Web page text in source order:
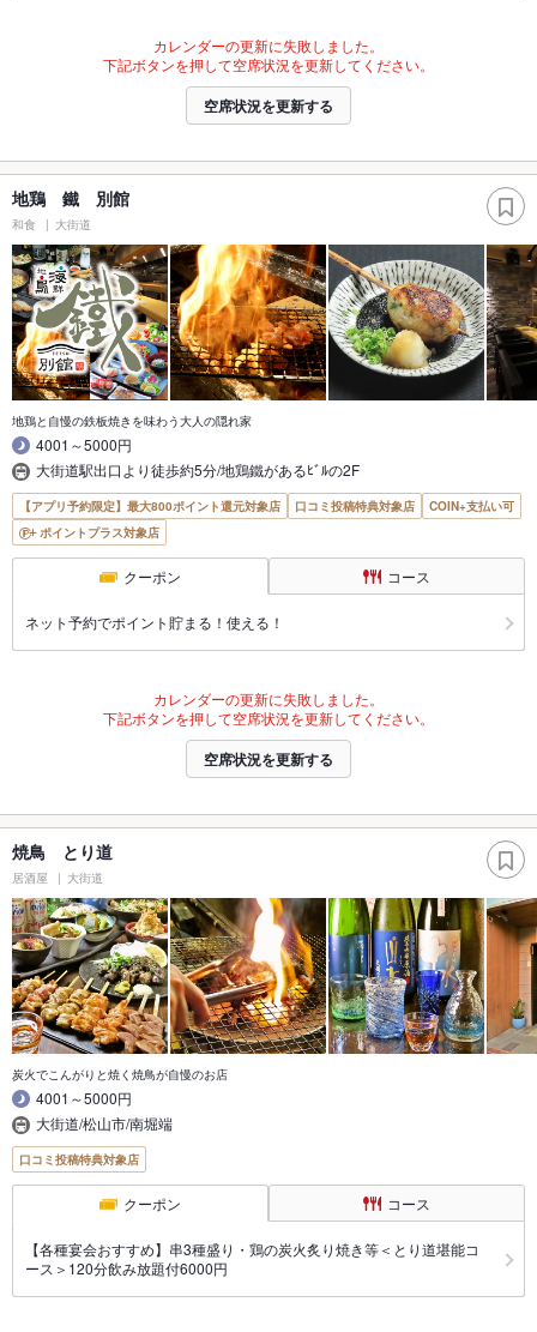
カレンダーの更新に失敗しました。
下記ボタンを押して空席状況を更新してください。
空席状況を更新する
地鶏 鐵 別館
和食 大街道
地鶏と自慢の鉄板焼きを味わう大人の隠れ家
4001～5000円
大街道駅出口より徒歩約5分/地鶏鐵があるﾋﾞﾙの2F
【アプリ予約限定】最大800ポイント還元対象店 口コミ投稿特典対象店
COIN+支払い可
ポイントプラス対象店
クーポン コース
ネット予約でポイント貯まる！使える！
カレンダーの更新に失敗しました。
下記ボタンを押して空席状況を更新してください。
空席状況を更新する
焼鳥 とり道
居酒屋 大街道
炭火でこんがりと焼く焼鳥が自慢のお店
4001～5000円
大街道/松山市/南堀端
口コミ投稿特典対象店
クーポン コース
【各種宴会おすすめ】串3種盛り・鶏の炭火炙り焼き等＜とり道堪能コ
ース＞120分飲み放題付6000円